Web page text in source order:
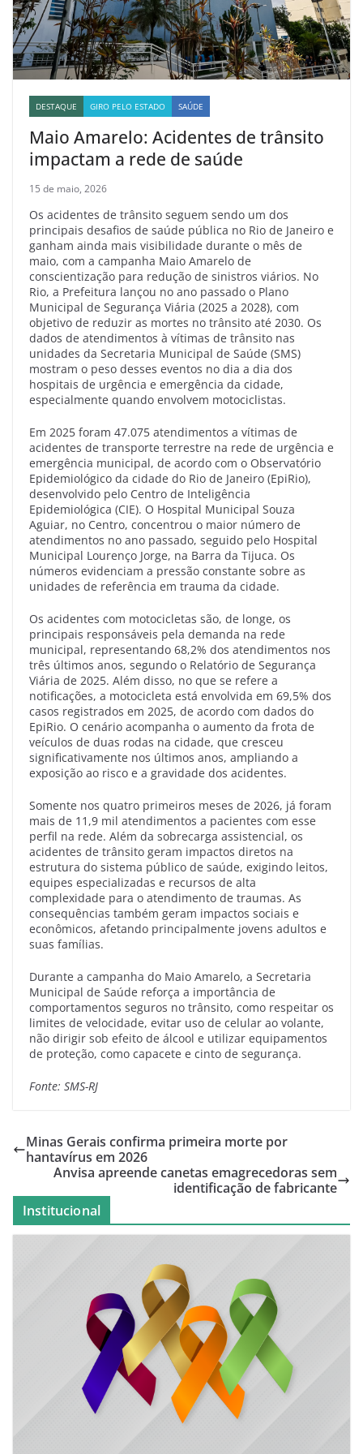
DESTAQUE GIRO PELO ESTADO SAÚDE
Maio Amarelo: Acidentes de trânsito
impactam a rede de saúde
15 de maio, 2026
Os acidentes de trânsito seguem sendo um dos
principais desafios de saúde pública no Rio de Janeiro e
ganham ainda mais visibilidade durante o mês de
maio, com a campanha Maio Amarelo de
conscientização para redução de sinistros viários. No
Rio, a Prefeitura lançou no ano passado o Plano
Municipal de Segurança Viária (2025 a 2028), com
objetivo de reduzir as mortes no trânsito até 2030. Os
dados de atendimentos à vítimas de trânsito nas
unidades da Secretaria Municipal de Saúde (SMS)
mostram o peso desses eventos no dia a dia dos
hospitais de urgência e emergência da cidade,
especialmente quando envolvem motociclistas.
Em 2025 foram 47.075 atendimentos a vítimas de
acidentes de transporte terrestre na rede de urgência e
emergência municipal, de acordo com o Observatório
Epidemiológico da cidade do Rio de Janeiro (EpiRio),
desenvolvido pelo Centro de Inteligência
Epidemiológica (CIE). O Hospital Municipal Souza
Aguiar, no Centro, concentrou o maior número de
atendimentos no ano passado, seguido pelo Hospital
Municipal Lourenço Jorge, na Barra da Tijuca. Os
números evidenciam a pressão constante sobre as
unidades de referência em trauma da cidade.
Os acidentes com motocicletas são, de longe, os
principais responsáveis pela demanda na rede
municipal, representando 68,2% dos atendimentos nos
três últimos anos, segundo o Relatório de Segurança
Viária de 2025. Além disso, no que se refere a
notificações, a motocicleta está envolvida em 69,5% dos
casos registrados em 2025, de acordo com dados do
EpiRio. O cenário acompanha o aumento da frota de
veículos de duas rodas na cidade, que cresceu
significativamente nos últimos anos, ampliando a
exposição ao risco e a gravidade dos acidentes.
Somente nos quatro primeiros meses de 2026, já foram
mais de 11,9 mil atendimentos a pacientes com esse
perfil na rede. Além da sobrecarga assistencial, os
acidentes de trânsito geram impactos diretos na
estrutura do sistema público de saúde, exigindo leitos,
equipes especializadas e recursos de alta
complexidade para o atendimento de traumas. As
consequências também geram impactos sociais e
econômicos, afetando principalmente jovens adultos e
suas famílias.
Durante a campanha do Maio Amarelo, a Secretaria
Municipal de Saúde reforça a importância de
comportamentos seguros no trânsito, como respeitar os
limites de velocidade, evitar uso de celular ao volante,
não dirigir sob efeito de álcool e utilizar equipamentos
de proteção, como capacete e cinto de segurança.
Fonte: SMS-RJ
Minas Gerais confirma primeira morte por
hantavírus em 2026
Anvisa apreende canetas emagrecedoras sem
identificação de fabricante
Institucional